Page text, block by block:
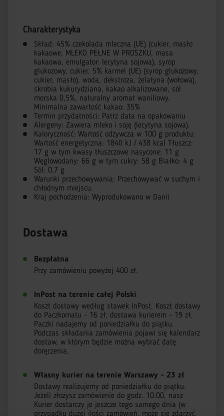
Charakterystyka
Skład: 45% czekolada mleczna (UE) (cukier, masło
kakaowe, MLEKO PEŁNE W PROSZKU, masa
kakaowa, emulgator: lecytyna sojowa), syrop
glukozowy, cukier, 5% karmel (UE) (syrop glukozowy,
cukier, masło), woda, dekstroza, żelatyna (wołowa),
skrobia kukurydziana, kakao alkalizowane, sól
morska 0,5%, naturalny aromat waniliowy.
Minimalna zawartość kakao: 35%
Termin przydatności: Patrz data na opakowaniu
Alergeny: Zawiera mleko i soję (lecytyna sojowa).
Kaloryczność: Wartość odżywcza w 100 g produktu:
Wartość energetyczna: 1840 kJ / 438 kcal Tłuszcz:
17 g w tym kwasy tłuszczowe nasycone: 11 g
Węglowodany: 66 g w tym cukry: 58 g Białko: 4 g
Sól: 0,7 g
Warunki przechowywania: Przechowywać w suchym i
chłodnym miejscu.
Kraj pochodzenia: Wyprodukowano w Danii
Dostawa
Bezpłatna
Przy zamówieniu powyżej 400 zł.
InPost na terenie całej Polski
Koszt dostawy według stawek InPost. Koszt dostawy
do Paczkomatu - 16 zł, dostawa kurierem - 19 zł.
Paczki nadajemy od poniedziałku do piątku.
Podczas składania zamówienia pojawi się kalendarz
dostaw, w którym będzie można wybrać datę
doręczenia.
Własny kurier na terenie Warszawy - 23 zł
Dostawy realizujemy od poniedziałku do piątku.
Jeżeli złożysz zamówienie do godz. 10.00, nasz
Kurier dostarczy je jeszcze tego samego dnia (w
przypadku dużej ilości zamówień, może się zdarzyć,